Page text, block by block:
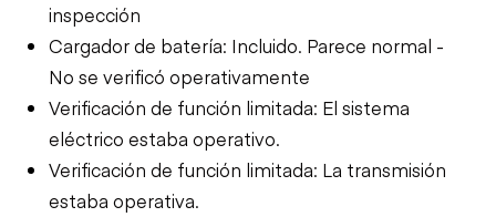
inspección
Cargador de batería: Incluido. Parece normal -
No se verificó operativamente
Verificación de función limitada: El sistema
eléctrico estaba operativo.
Verificación de función limitada: La transmisión
estaba operativa.